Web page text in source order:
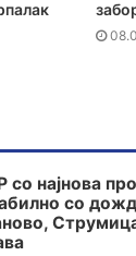
најнова
со